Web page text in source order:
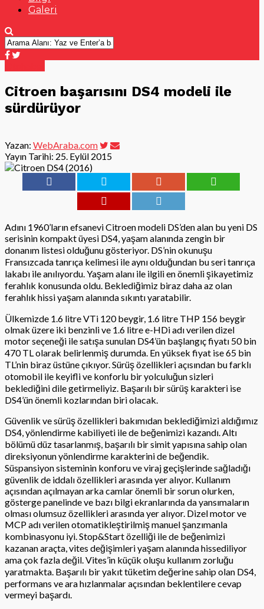
Galeri
Citroen başarısını DS4 modeli ile
sürdürüyor
Yazan: WebAraba.com
Yayın Tarihi: 25. Eylül 2015
Adını 1960’ların efsanevi Citroen modeli DS’den alan bu yeni DS
serisinin kompakt üyesi DS4, yaşam alanında zengin bir
donanım listesi olduğunu gösteriyor. DS’nin okunuşu
Fransızcada tanrıça kelimesi ile aynı olduğundan bu seri tanrıça
lakabı ile anılıyordu. Yaşam alanı ile ilgili en önemli şikayetimiz
ferahlık konusunda oldu. Beklediğimiz biraz daha az olan
ferahlık hissi yaşam alanında sıkıntı yaratabilir.
Ülkemizde 1.6 litre VTi 120 beygir, 1.6 litre THP 156 beygir
olmak üzere iki benzinli ve 1.6 litre e-HDi adı verilen dizel
motor seçeneği ile satışa sunulan DS4’ün başlangıç fiyatı 50 bin
470 TL olarak belirlenmiş durumda. En yüksek fiyat ise 65 bin
TL’nin biraz üstüne çıkıyor. Sürüş özellikleri açısından bu farklı
otomobil ile keyifli ve konforlu bir yolculuğun sizleri
beklediğini dile getirmeliyiz. Başarılı bir sürüş karakteri ise
DS4’ün önemli kozlarından biri olacak.
Güvenlik ve sürüş özellikleri bakımıdan beklediğimizi aldığımız
DS4, yönlendirme kabiliyeti ile de beğenimizi kazandı. Altı
bölümü düz tasarlanmış, başarılı bir simit yapısına sahip olan
direksiyonun yönlendirme karakterini de beğendik.
Süspansiyon sisteminin konforu ve viraj geçişlerinde sağladığı
güvenlik de iddalı özellikleri arasında yer alıyor. Kullanım
açısından açılmayan arka camlar önemli bir sorun olurken,
gösterge panelinde ve bazı bilgi ekranlarında da yansımaların
olması olumsuz özellikleri arasında yer alıyor. Dizel motor ve
MCP adı verilen otomatikleştirilmiş manuel şanzımanla
kombinasyonu iyi. Stop&Start özelliği ile de beğenimizi
kazanan araçta, vites değişimleri yaşam alanında hissediliyor
ama çok fazla değil. Vites’in küçük oluşu kullanım zorluğu
yaratmakta. Başarılı bir yakıt tüketim değerine sahip olan DS4,
performans ve ara hızlanmalar açısından beklentilere cevap
vermeyi başardı.